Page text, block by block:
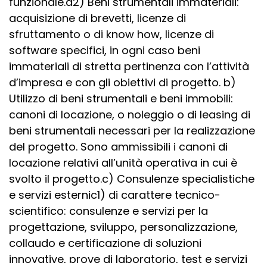
acquisizione di brevetti, licenze di
sfruttamento o di know how, licenze di
software specifici, in ogni caso beni
immateriali di stretta pertinenza con l’attività
d’impresa e con gli obiettivi di progetto. b)
Utilizzo di beni strumentali e beni immobili:
canoni di locazione, o noleggio o di leasing di
beni strumentali necessari per la realizzazione
del progetto. Sono ammissibili i canoni di
locazione relativi all’unità operativa in cui è
svolto il progetto.c) Consulenze specialistiche
e servizi esternic1) di carattere tecnico-
scientifico: consulenze e servizi per la
progettazione, sviluppo, personalizzazione,
collaudo e certificazione di soluzioni
innovative, prove di laboratorio, test e servizi